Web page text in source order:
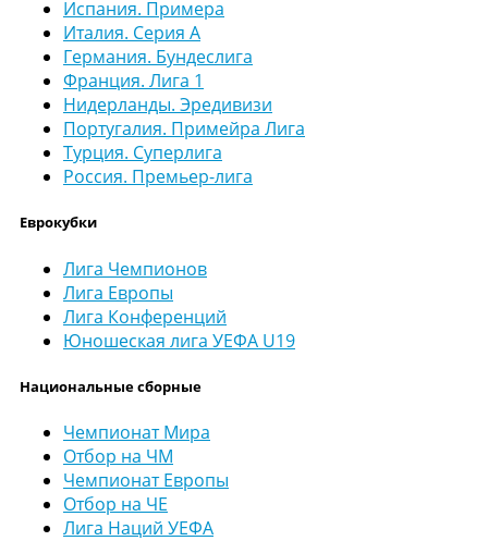
Испания. Примера
Италия. Серия А
Германия. Бундеслига
Франция. Лига 1
Нидерланды. Эредивизи
Португалия. Примейра Лига
Турция. Суперлига
Россия. Премьер-лига
Еврокубки
Лига Чемпионов
Лига Европы
Лига Конференций
Юношеская лига УЕФА U19
Национальные сборные
Чемпионат Мира
Отбор на ЧМ
Чемпионат Европы
Отбор на ЧЕ
Лига Наций УЕФА